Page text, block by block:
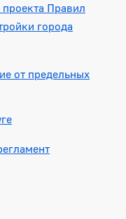
Правил
города
от предельных